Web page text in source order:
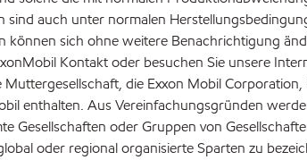
sind auch unter normalen
können sich ohne weitere Benachrichtigung
Kontakt oder besuchen Sie unsere
Muttergesellschaft, die Exxon Mobil
enthalten. Aus Vereinfachungsgründen
Gesellschaften oder Gruppen von
oder regional organisierte Sparten zu